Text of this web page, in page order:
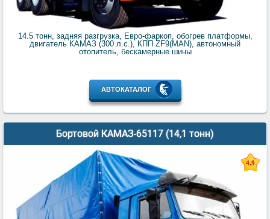
14.5 тонн, задняя разгрузка, Евро-фаркоп, обогрев платформы,
двигатель КАМАЗ (300 л.с.), КПП ZF9(MAN), автономный
отопитель, бескамерные шины
АВТОКАТАЛОГ
Бортовой КАМАЗ-65117 (14,1 тонн)
4.9